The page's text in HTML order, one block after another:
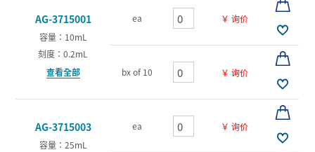
AG-3715001
容量：10mL
刻度：0.2mL
查看全部
ea ￥ 询价
bx of 10 ￥ 询价
AG-3715003
容量：25mL
ea ￥ 询价